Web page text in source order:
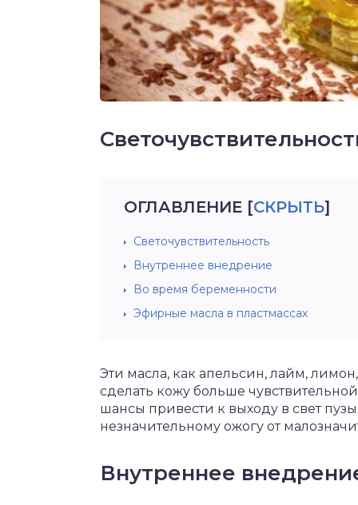
ОГЛАВЛЕНИЕ [СКРЫТЬ]
Светочувствительность
Внутреннее внедрение
Во время беременности
Эфирные масла в пластмассах
Эти масла, как апельсин, лайм,
сделать кожу больше
шансы привести к выходу в свет
незначительному ожогу от
Внутреннее